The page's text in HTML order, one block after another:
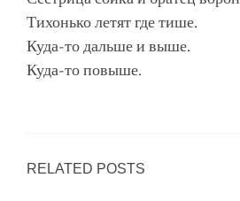
Тихонько летят где тише.
Куда-то дальше и выше.
Куда-то повыше.
RELATED POSTS